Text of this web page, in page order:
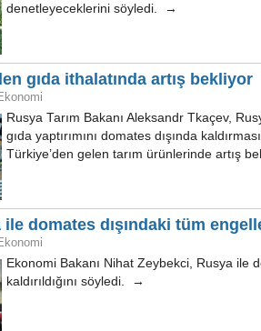
denetleyeceklerini söyledi. →
gıda ithalatında artış bekliyor
Rusya Tarım Bakanı Aleksandr Tkaçev,
gıda yaptırımını domates dışında
Türkiye’den gelen tarım ürünlerinde artış
domates dışındaki tüm
Ekonomi Bakanı Nihat Zeybekci, Rusya ile
kaldırıldığını söyledi. →